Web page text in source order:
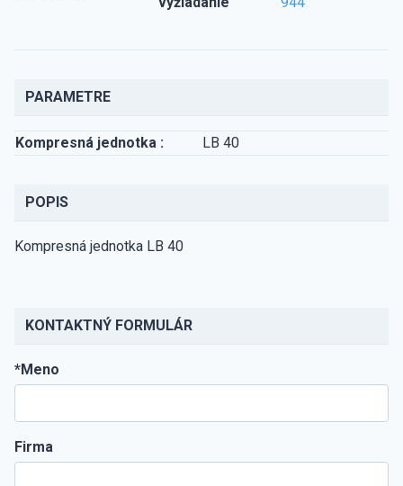
PARAMETRE
Kompresná jednotka : LB 40
POPIS
Kompresná jednotka LB 40
KONTAKTNÝ FORMULÁR
*Meno
Firma